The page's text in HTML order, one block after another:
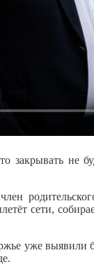
закрывать не
сети,
уже выявили